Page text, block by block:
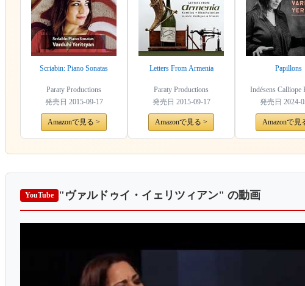
Scriabin: Piano Sonatas
Paraty Productions
発売日 2015-09-17
Amazonで見る >
Letters From Armenia
Paraty Productions
発売日 2015-09-17
Amazonで見る >
Papillons
Indésens Calliope
発売日 2024-
Amazonで見
YouTube "ヴァルドゥイ・イェリツィアン" の動画